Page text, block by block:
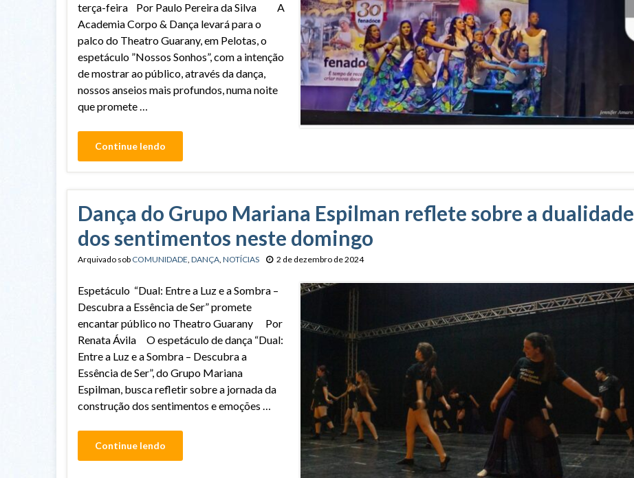
terça-feira Por Paulo Pereira da Silva A
Academia Corpo & Dança levará para o
palco do Theatro Guarany, em Pelotas, o
espetáculo ”Nossos Sonhos”, com a intenção
de mostrar ao público, através da dança,
nossos anseios mais profundos, numa noite
que promete …
Continue lendo
Dança do Grupo Mariana Espilman reflete sobre a dualidade
dos sentimentos neste domingo
Arquivado sob COMUNIDADE, DANÇA, NOTÍCIAS 2 de dezembro de 2024
Espetáculo “Dual: Entre a Luz e a Sombra –
Descubra a Essência de Ser” promete
encantar público no Theatro Guarany Por
Renata Ávila O espetáculo de dança “Dual:
Entre a Luz e a Sombra – Descubra a
Essência de Ser”, do Grupo Mariana
Espilman, busca refletir sobre a jornada da
construção dos sentimentos e emoções …
Continue lendo